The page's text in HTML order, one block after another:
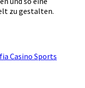
zu gestalten.
Casino Sports